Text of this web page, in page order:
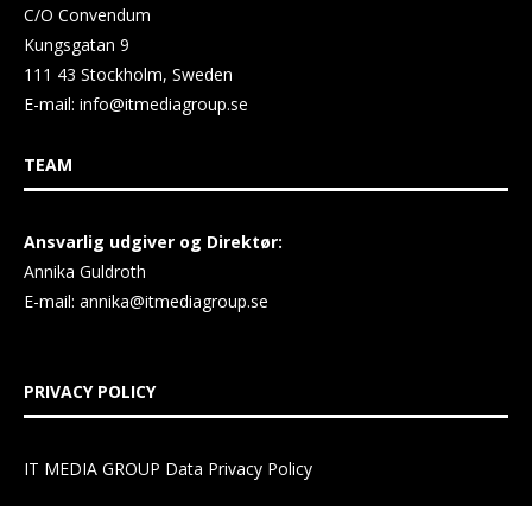
C/O Convendum
Kungsgatan 9
111 43 Stockholm, Sweden
E-mail: info@itmediagroup.se
TEAM
Ansvarlig udgiver og Direktør:
Annika Guldroth
E-mail: annika@itmediagroup.se
PRIVACY POLICY
IT MEDIA GROUP Data Privacy Policy